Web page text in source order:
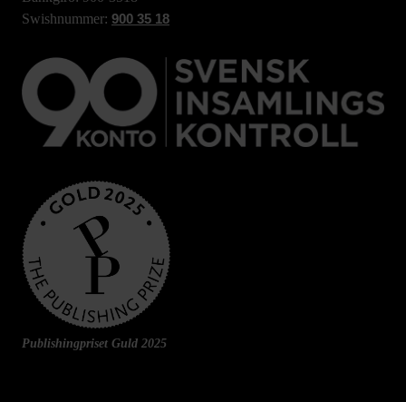
Swishnummer: 900 35 18
Publishingpriset Guld 2025